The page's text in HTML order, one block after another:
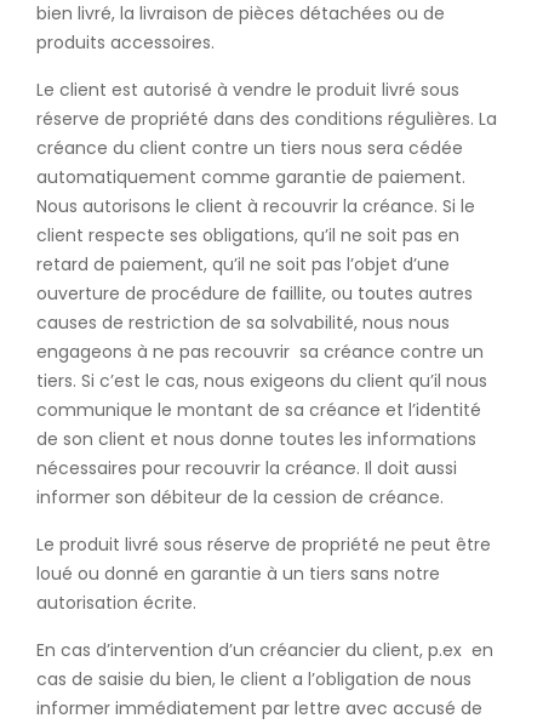
bien livré, la livraison de pièces détachées ou de
produits accessoires.
Le client est autorisé à vendre le produit livré sous
réserve de propriété dans des conditions régulières. La
créance du client contre un tiers nous sera cédée
automatiquement comme garantie de paiement.
Nous autorisons le client à recouvrir la créance. Si le
client respecte ses obligations, qu’il ne soit pas en
retard de paiement, qu’il ne soit pas l’objet d’une
ouverture de procédure de faillite, ou toutes autres
causes de restriction de sa solvabilité, nous nous
engageons à ne pas recouvrir sa créance contre un
tiers. Si c’est le cas, nous exigeons du client qu’il nous
communique le montant de sa créance et l’identité
de son client et nous donne toutes les informations
nécessaires pour recouvrir la créance. Il doit aussi
informer son débiteur de la cession de créance.
Le produit livré sous réserve de propriété ne peut être
loué ou donné en garantie à un tiers sans notre
autorisation écrite.
En cas d’intervention d’un créancier du client, p.ex en
cas de saisie du bien, le client a l’obligation de nous
informer immédiatement par lettre avec accusé de